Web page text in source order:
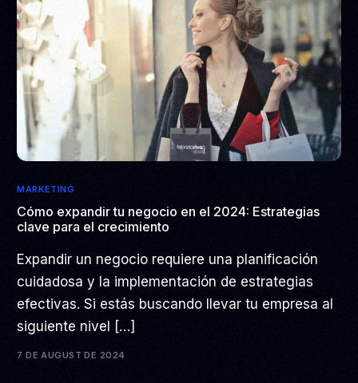
MARKETING
Cómo expandir tu negocio en el 2024: Estrategias
clave para el crecimiento
Expandir un negocio requiere una planificación
cuidadosa y la implementación de estrategias
efectivas. Si estás buscando llevar tu empresa al
siguiente nivel […]
7 DE AUGUST DE 2024